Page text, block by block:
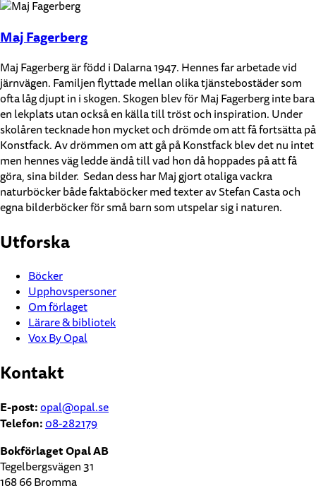
Maj Fagerberg
Maj Fagerberg är född i Dalarna 1947. Hennes far arbetade vid
järnvägen. Familjen flyttade mellan olika tjänstebostäder som
ofta låg djupt in i skogen. Skogen blev för Maj Fagerberg inte bara
en lekplats utan också en källa till tröst och inspiration. Under
skolåren tecknade hon mycket och drömde om att få fortsätta på
Konstfack. Av drömmen om att gå på Konstfack blev det nu intet
men hennes väg ledde ändå till vad hon då hoppades på att få
göra, sina bilder. Sedan dess har Maj gjort otaliga vackra
naturböcker både faktaböcker med texter av Stefan Casta och
egna bilderböcker för små barn som utspelar sig i naturen.
Utforska
Böcker
Upphovspersoner
Om förlaget
Lärare & bibliotek
Vox By Opal
Kontakt
E-post:opal@opal.se
Telefon:08-282179
Bokförlaget Opal AB
Tegelbergsvägen 31
168 66 Bromma